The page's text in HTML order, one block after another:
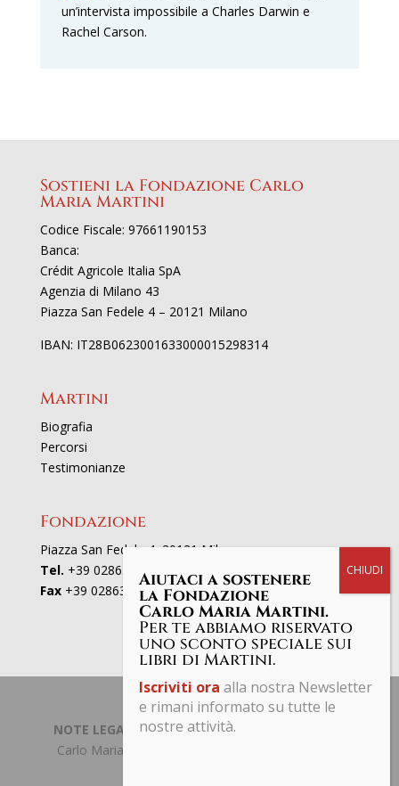
un’intervista impossibile a Charles Darwin e
Rachel Carson.
Sostieni la Fondazione Carlo
Maria Martini
Codice Fiscale: 97661190153
Banca:
Crédit Agricole Italia SpA
Agenzia di Milano 43
Piazza San Fedele 4 – 20121 Milano
IBAN: IT28B0623001633000015298314
Martini
Biografia
Percorsi
Testimonianze
Fondazione
Piazza San Fedele 4, 20121 Milano
Tel. +39 02863521
Fax+39 0286352801
NOTE LEGALI | PRIVACY POLICY
Carlo Maria Martini C.F. 97661190153 Tutti i diritti
Aiutaci a sostenere
la Fondazione
Carlo Maria Martini.
Per te abbiamo riservato
uno sconto speciale sui
libri di Martini.
Iscriviti ora alla nostra Newsletter
e rimani informato su tutte le
nostre attività.